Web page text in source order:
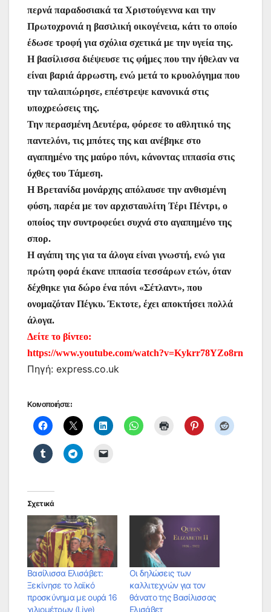
περνά παραδοσιακά τα Χριστούγεννα και την
Πρωτοχρονιά η βασιλική οικογένεια, κάτι το οποίο
έδωσε τροφή για σχόλια σχετικά με την υγεία της.
Η βασίλισσα διέψευσε τις φήμες που την ήθελαν να
είναι βαριά άρρωστη, ενώ μετά το κρυολόγημα που
την ταλαιπώρησε, επέστρεψε κανονικά στις
υποχρεώσεις της.
Την περασμένη Δευτέρα, φόρεσε το αθλητικό της
παντελόνι, τις μπότες της και ανέβηκε στο
αγαπημένο της μαύρο πόνι, κάνοντας ιππασία στις
όχθες του Τάμεση.
Η Βρετανίδα μονάρχης απόλαυσε την ανθισμένη
φύση, παρέα με τον αρχισταυλίτη Τέρι Πέντρι, ο
οποίος την συντροφεύει συχνά στο αγαπημένο της
σπορ.
Η αγάπη της για τα άλογα είναι γνωστή, ενώ για
πρώτη φορά έκανε ιππασία τεσσάρων ετών, όταν
δέχθηκε για δώρο ένα πόνι «Σέτλαντ», που
ονομαζόταν Πέγκυ. Έκτοτε, έχει αποκτήσει πολλά
άλογα.
Δείτε το βίντεο:
https://www.youtube.com/watch?v=Kykrr78YZo8rn
Πηγή: express.co.uk
Κοινοποιήστε:
Σχετικά
Bασίλισσα Ελισάβετ:
Ξεκίνησε το λαϊκό
προσκύνημα με ουρά 16
χιλιομέτρων (Live)
Οι δηλώσεις των
καλλιτεχνών για τον
θάνατο της Βασίλισσας
Ελισάβετ